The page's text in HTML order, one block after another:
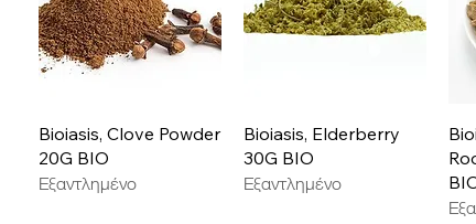
Γρήγορη προβολή
Bioiasis, Clove Powder
20G BIO
Εξαντλημένο
Γρήγορη προβολή
Bioiasis, Elderberry
30G BIO
Εξαντλημένο